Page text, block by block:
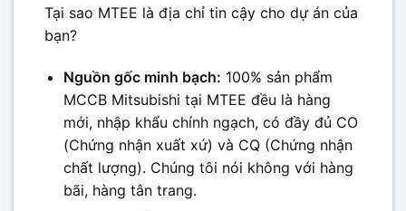
Tại sao MTEE là địa chỉ tin cậy cho dự án của
bạn?
Nguồn gốc minh bạch: 100% sản phẩm
MCCB Mitsubishi tại MTEE đều là hàng
mới, nhập khẩu chính ngạch, có đầy đủ CO
(Chứng nhận xuất xứ) và CQ (Chứng nhận
chất lượng). Chúng tôi nói không với hàng
bãi, hàng tân trang.